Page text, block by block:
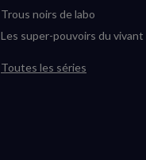
Trous noirs de labo
Les super-pouvoirs du vivant
Toutes les séries